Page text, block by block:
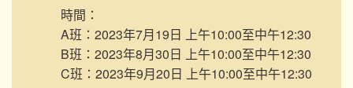
時間：
A班：2023年7月19日 上午10:00至中午12:30
B班：2023年8月30日 上午10:00至中午12:30
C班：2023年9月20日 上午10:00至中午12:30